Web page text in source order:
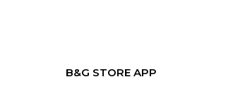
B&G STORE APP